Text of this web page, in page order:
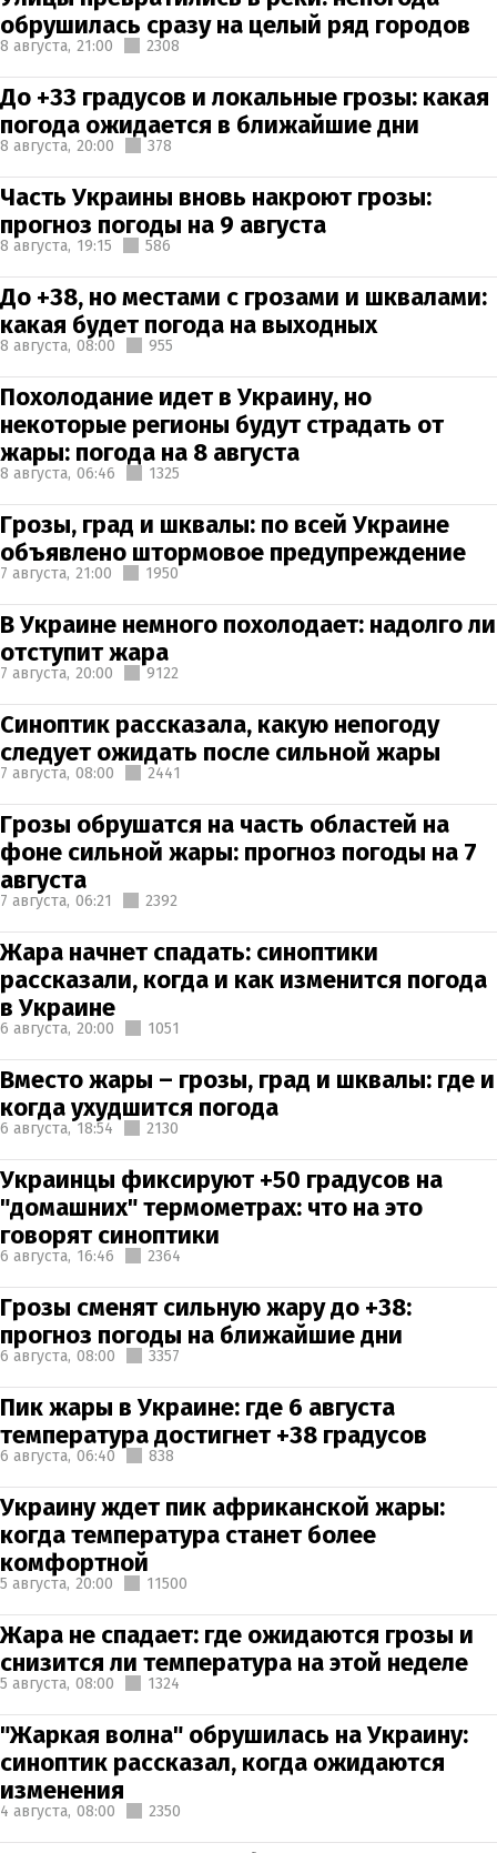
обрушилась сразу на целый ряд городов
8 августа, 21:00 2308
До +33 градусов и локальные грозы: какая
погода ожидается в ближайшие дни
8 августа, 20:00 378
Часть Украины вновь накроют грозы:
прогноз погоды на 9 августа
8 августа, 19:15 586
До +38, но местами с грозами и шквалами:
какая будет погода на выходных
8 августа, 08:00 955
Похолодание идет в Украину, но
некоторые регионы будут страдать от
жары: погода на 8 августа
8 августа, 06:46 1325
Грозы, град и шквалы: по всей Украине
объявлено штормовое предупреждение
7 августа, 21:00 1950
В Украине немного похолодает: надолго ли
отступит жара
7 августа, 20:00 9122
Синоптик рассказала, какую непогоду
следует ожидать после сильной жары
7 августа, 08:00 2441
Грозы обрушатся на часть областей на
фоне сильной жары: прогноз погоды на 7
августа
7 августа, 06:21 2392
Жара начнет спадать: синоптики
рассказали, когда и как изменится погода
в Украине
6 августа, 20:00 1051
Вместо жары – грозы, град и шквалы: где и
когда ухудшится погода
6 августа, 18:54 2130
Украинцы фиксируют +50 градусов на
"домашних" термометрах: что на это
говорят синоптики
6 августа, 16:46 2364
Грозы сменят сильную жару до +38:
прогноз погоды на ближайшие дни
6 августа, 08:00 3357
Пик жары в Украине: где 6 августа
температура достигнет +38 градусов
6 августа, 06:40 838
Украину ждет пик африканской жары:
когда температура станет более
комфортной
5 августа, 20:00 11500
Жара не спадает: где ожидаются грозы и
снизится ли температура на этой неделе
5 августа, 08:00 1324
"Жаркая волна" обрушилась на Украину:
синоптик рассказал, когда ожидаются
изменения
4 августа, 08:00 2350